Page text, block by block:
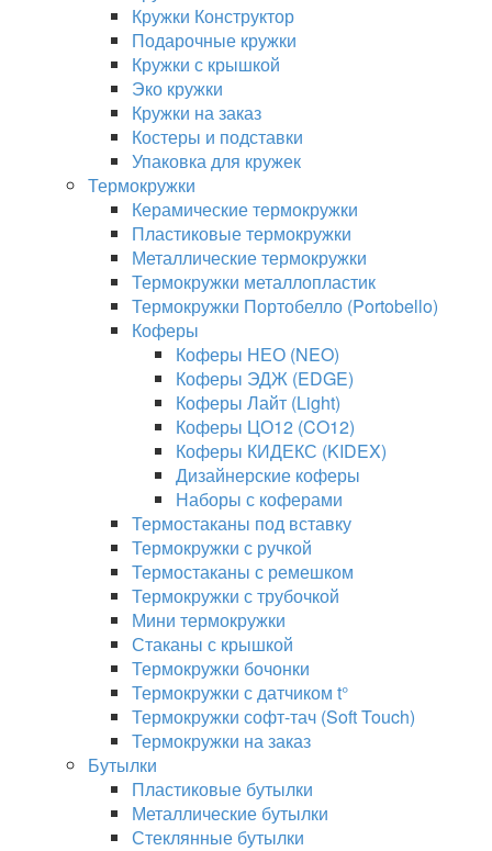
Кружки Конструктор
Подарочные кружки
Кружки с крышкой
Эко кружки
Кружки на заказ
Костеры и подставки
Упаковка для кружек
Термокружки
Керамические термокружки
Пластиковые термокружки
Металлические термокружки
Термокружки металлопластик
Термокружки Портобелло (Portobello)
Коферы
Коферы НЕО (NEO)
Коферы ЭДЖ (EDGE)
Коферы Лайт (Light)
Коферы ЦО12 (CO12)
Коферы КИДЕКС (KIDEX)
Дизайнерские коферы
Наборы с коферами
Термостаканы под вставку
Термокружки с ручкой
Термостаканы с ремешком
Термокружки с трубочкой
Мини термокружки
Стаканы с крышкой
Термокружки бочонки
Термокружки с датчиком t°
Термокружки софт-тач (Soft Touch)
Термокружки на заказ
Бутылки
Пластиковые бутылки
Металлические бутылки
Стеклянные бутылки